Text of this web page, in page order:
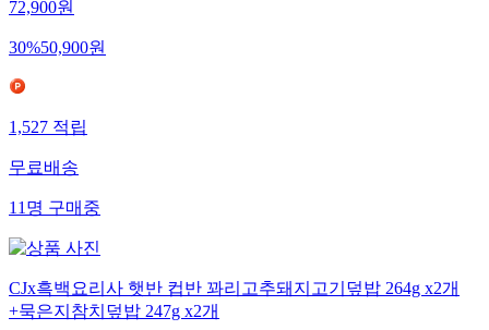
72,900원
30%50,900원
1,527적립
무료배송
11명구매중
CJx흑백요리사 햇반 컵반 꽈리고추돼지고기덮밥 264g x2개
+묵은지참치덮밥 247g x2개